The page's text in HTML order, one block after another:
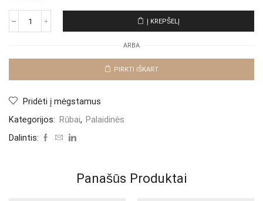
produkto
"Blue
Į KREPŠELĮ
ARBA
PIRKTI IŠKART
Pridėti į mėgstamus
Kategorijos: Rūbai, Palaidinės
Dalintis:
Panašūs Produktai